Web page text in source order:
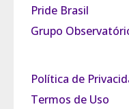
Pride Brasil
Grupo
Política de
Termos de Uso